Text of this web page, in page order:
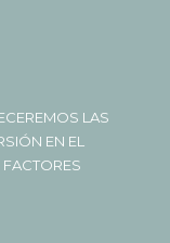
LAS
EN EL